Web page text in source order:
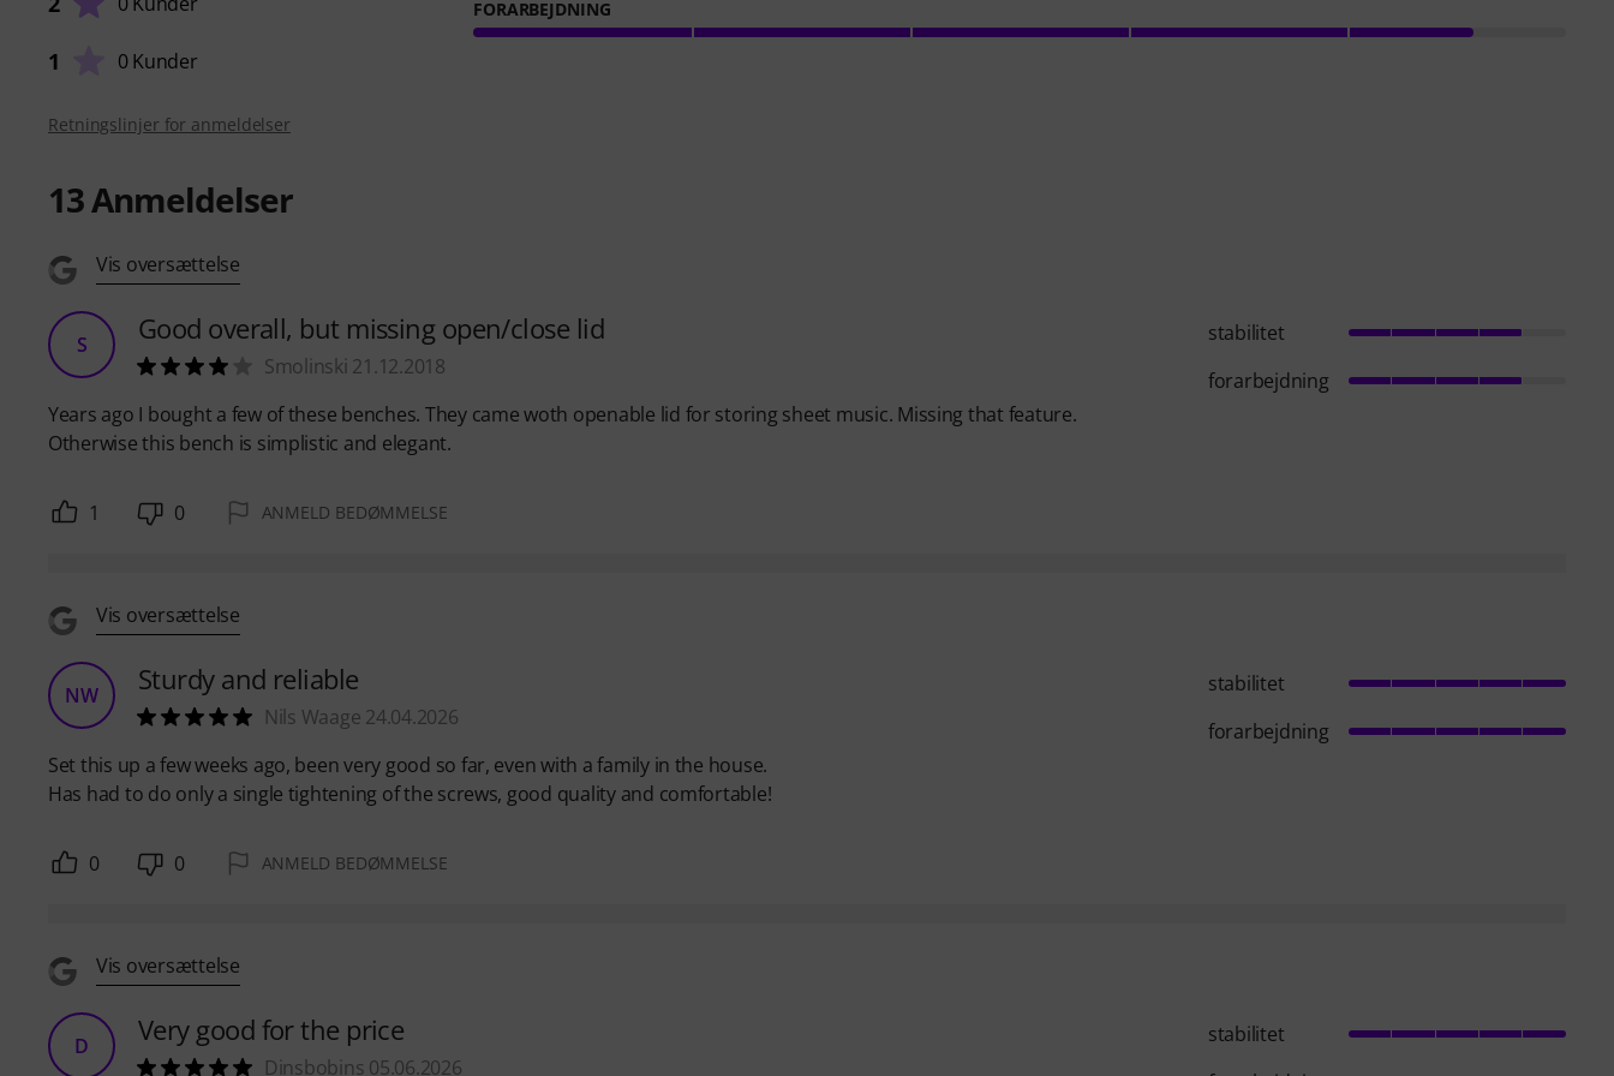
1 0 Kunder
FORARBEJDNING
Retningslinjer for anmeldelser
13Anmeldelser
Vis oversættelse
S Good overall, but missing open/close lid
Smolinski 21.12.2018
Years ago I bought a few of these benches. They came woth openable lid for storing sheet music. Missing that feature.
Otherwise this bench is simplistic and elegant.
stabilitet
forarbejdning
1 0 ANMELD BEDØMMELSE
Vis oversættelse
NW Sturdy and reliable
Nils Waage 24.04.2026
Set this up a few weeks ago, been very good so far, even with a family in the house.
Has had to do only a single tightening of the screws, good quality and comfortable!
stabilitet
forarbejdning
0 0 ANMELD BEDØMMELSE
Vis oversættelse
D Very good for the price
Dinsbobins 05.06.2026
stabilitet